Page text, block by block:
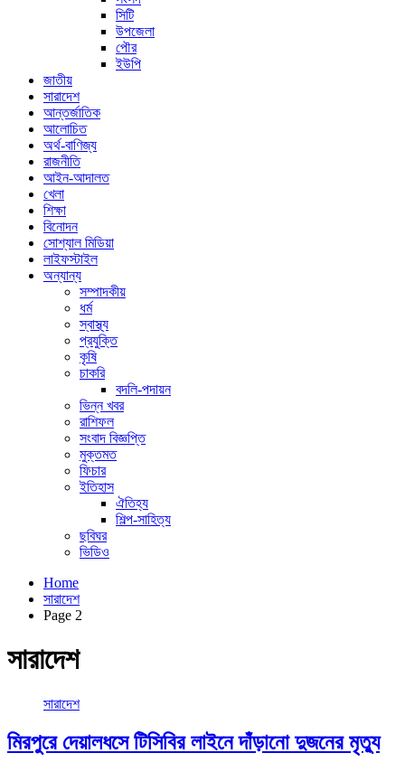
সিটি
উপজেলা
পৌর
ইউপি
জাতীয়
সারাদেশ
আন্তর্জাতিক
আলোচিত
অর্থ-বাণিজ্য
রাজনীতি
আইন-আদালত
খেলা
শিক্ষা
বিনোদন
সোশ্যাল মিডিয়া
লাইফস্টাইল
অন্যান্য
সম্পাদকীয়
ধর্ম
স্বাস্থ্য
প্রযুক্তি
কৃষি
চাকরি
বদলি-পদায়ন
ভিন্ন খবর
রাশিফল
সংবাদ বিজ্ঞপ্তি
মুক্তমত
ফিচার
ইতিহাস
ঐতিহ্য
শিল্প-সাহিত্য
ছবিঘর
ভিডিও
Home
সারাদেশ
Page 2
সারাদেশ
সারাদেশ
মিরপুরে দেয়ালধসে টিসিবির লাইনে দাঁড়ানো দুজনের মৃত্যু